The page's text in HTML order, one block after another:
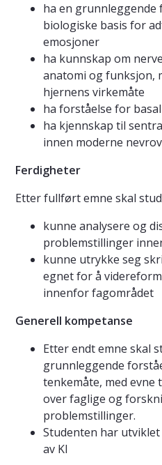
ha en grunnleggende
biologiske basis for
emosjoner
ha kunnskap om
anatomi og funksjon,
hjernens virkemåte
ha forståelse for
ha kjennskap til
innen moderne
Ferdigheter
Etter fullført emne skal
kunne analysere og
problemstillinger
kunne utrykke seg
egnet for å
innenfor fagområdet
Generell kompetanse
Etter endt emne skal
grunnleggende
tenkemåte, med evne
over faglige og
problemstillinger.
Studenten har
av KI